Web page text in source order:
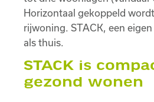
Horizontaal gekoppeld
rijwoning. STACK, een
als thuis.
STACK is
gezond wonen